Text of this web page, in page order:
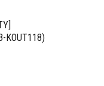
KOUT118)